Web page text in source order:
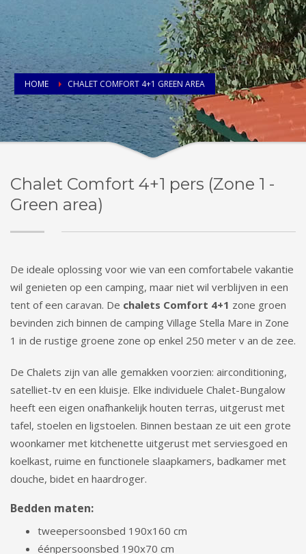
HOME CHALET COMFORT 4+1 GREEN AREA
Chalet Comfort 4+1 pers (Zone 1 -
Green area)
De ideale oplossing voor wie van een comfortabele vakantie
wil genieten op een camping, maar niet wil verblijven in een
tent of een caravan. De chalets Comfort 4+1 zone groen
bevinden zich binnen de camping Village Stella Mare in Zone
1 in de rustige groene zone op enkel 250 meter v an de zee.
De Chalets zijn van alle gemakken voorzien: airconditioning,
satelliet-tv en een kluisje. Elke individuele Chalet-Bungalow
heeft een eigen onafhankelijk houten terras, uitgerust met
tafel, stoelen en ligstoelen. Binnen bestaan ​​ze uit een grote
woonkamer met kitchenette uitgerust met serviesgoed en
koelkast, ruime en functionele slaapkamers, badkamer met
douche, bidet en haardroger.
Bedden maten:
tweepersoonsbed 190x160 cm
éénpersoonsbed 190x70 cm